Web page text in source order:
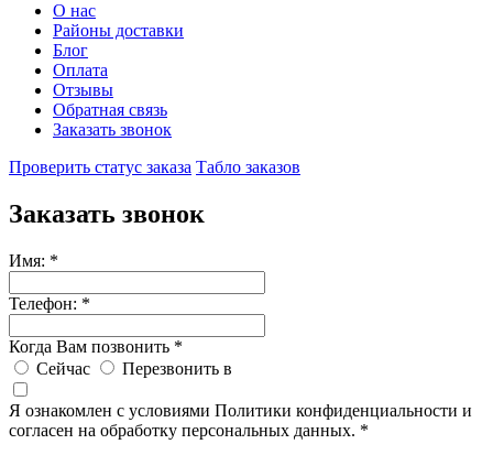
О нас
Районы доставки
Блог
Оплата
Отзывы
Обратная связь
Заказать звонок
Проверить статус заказа Табло заказов
Заказать звонок
Имя: *
Телефон: *
Когда Вам позвонить *
Сейчас
Перезвонить в
Я ознакомлен с условиями Политики конфиденциальности и
согласен на обработку персональных данных. *